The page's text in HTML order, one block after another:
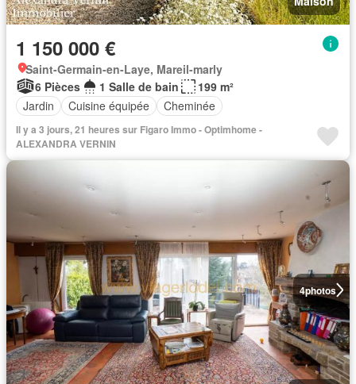
1 150 000 €
Saint-Germain-en-Laye, Mareil-marly
6 Pièces
1 Salle de bain
199 m²
Jardin
Cuisine équipée Cheminée
Il y a 3 jours, 21 heures sur Figaro Immo - Optimhome -
ALEXANDRA VERNIN
4photos